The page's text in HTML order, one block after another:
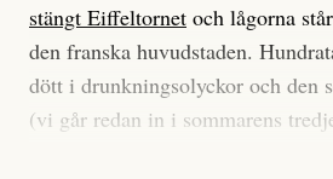
stängt Eiffeltornet och lågorna
den franska huvudstaden.
dött i drunkningsolyckor och den
(vi går redan in i sommarens